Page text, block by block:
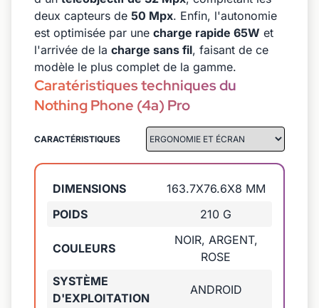
deux capteurs de 50 Mpx. Enfin, l'autonomie
est optimisée par une charge rapide 65W et
l'arrivée de la charge sans fil, faisant de ce
modèle le plus complet de la gamme.
Caratéristiques techniques du
Nothing Phone (4a) Pro
CARACTÉRISTIQUES
DIMENSIONS
163.7X76.6X8 MM
POIDS
210 G
COULEURS
NOIR, ARGENT,
ROSE
SYSTÈME
D'EXPLOITATION
ANDROID